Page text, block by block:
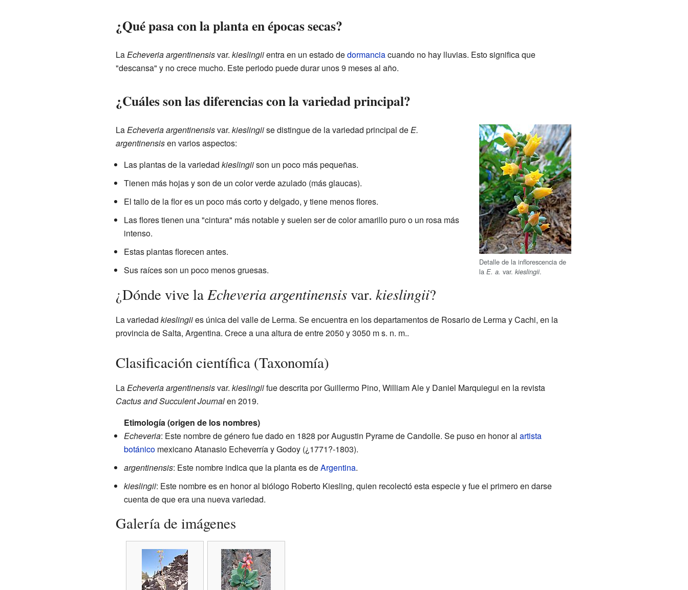
¿Qué pasa con la planta en épocas secas?
LaEcheveria argentinensisvar. kieslingiientra en un estado dedormanciacuando no hay lluvias. Esto significa que
"descansa" y no crece mucho. Este periodo puede durar unos 9 meses al año.
¿Cuáles son las diferencias con la variedad principal?
Detalle de la inflorescencia de
laE. a. var.kieslingii.
LaEcheveria argentinensisvar. kieslingiise distingue de la variedad principal deE.
argentinensisen varios aspectos:
Las plantas de la variedad kieslingiison un poco más pequeñas.
Tienen más hojas y son de un color verde azulado (más glaucas).
El tallo de la flor es un poco más corto y delgado, y tiene menos flores.
Las flores tienen una "cintura" más notable y suelen ser de color amarillo puro o un rosa más
intenso.
Estas plantas florecen antes.
Sus raíces son un poco menos gruesas.
¿Dónde vive laEcheveria argentinensisvar. kieslingii?
La variedad kieslingiies única del valle de Lerma. Se encuentra en los departamentos de Rosario de Lerma y Cachi, en la
provincia de Salta, Argentina. Crece a una altura de entre 2050 y 3050 m s. n. m..
Clasificación científica (Taxonomía)
LaEcheveria argentinensisvar. kieslingiifue descrita por Guillermo Pino, William Ale y Daniel Marquiegui en la revista
Cactus and Succulent Journalen 2019.
Etimología (origen de los nombres)
Echeveria: Este nombre de género fue dado en 1828 por Augustin Pyrame de Candolle. Se puso en honor al artista
botánicomexicano Atanasio Echeverría y Godoy (¿1771?-1803).
argentinensis: Este nombre indica que la planta es deArgentina.
kieslingii: Este nombre es en honor al biólogo Roberto Kiesling, quien recolectó esta especie y fue el primero en darse
cuenta de que era una nueva variedad.
Galería de imágenes